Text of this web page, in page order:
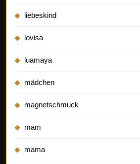
liebeskind
lovisa
luamaya
mädchen
magnetschmuck
mam
mama